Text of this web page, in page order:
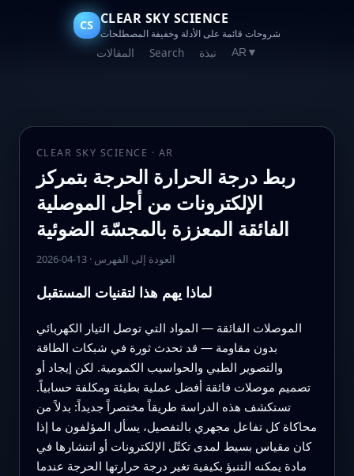
CS CLEAR SKY SCIENCE
شروحات قائمة على الأدلة وخفيفة المصطلحات
المقالات Search نبذة AR ▼
CLEAR SKY SCIENCE · AR
ربط درجة الحرارة الحرجة بتمركز
الإلكترونات من أجل الموصلية
الفائقة المعززة بالمجسّة الضوئية
2026-04-13· العودة إلى الفهرس
لماذا يهم هذا لتقنيات المستقبل
الموصلات الفائقة — المواد التي توصل التيار الكهربائي
بدون مقاومة — قد تحدث ثورة في شبكات الطاقة
والتصوير الطبي والحواسيب الكمومية. لكن إيجاد أو
تصميم موصلات فائقة أفضل عملية بطيئة ومكلفة حسابياً.
تستكشف هذه الدراسة طريقاً مختصراً جديداً: بدلاً من
محاكاة كل تفاعل مجهري بالتفصيل، يسأل المؤلفون ما إذا
كان مقياس بسيط لمدى تكتّل الإلكترونات أو انتشارها في
مادة يمكنه التنبؤ بكيفية تغير درجة حرارتها الحرجة عندما